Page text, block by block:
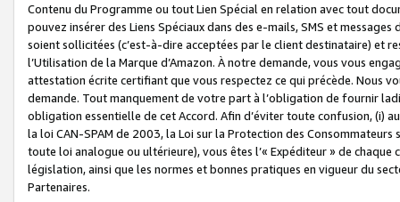
Contenu du Programme ou tout Lien Spécial en relation avec tout
pouvez insérer des Liens Spéciaux dans des e-mails, SMS et
soient sollicitées (c’est-à-dire acceptées par le client destinataire) et
l’Utilisation de la Marque d’Amazon. À notre demande, vous vous
attestation écrite certifiant que vous respectez ce qui précède. Nous
demande. Tout manquement de votre part à l’obligation de fournir
obligation essentielle de cet Accord. Afin d’éviter toute confusion, (i)
la loi CAN-SPAM de 2003, la Loi sur la Protection des
toute loi analogue ou ultérieure), vous êtes l’« Expéditeur » de
législation, ainsi que les normes et bonnes pratiques en vigueur du
Partenaires.